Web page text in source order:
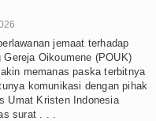
jemaat terhadap
Oikoumene (POUK)
memanas paska terbitnya
komunikasi dengan pihak
Umat Kristen Indonesia
surat . . .